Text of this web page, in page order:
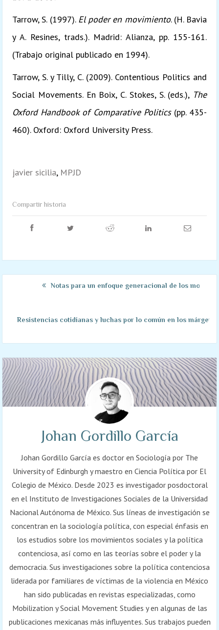
Tarrow, S. (1997). El poder en movimiento. (H. Bavia
y A. Resines, trads.). Madrid: Alianza, pp. 155-161.
(Trabajo original publicado en 1994).
Tarrow, S. y Tilly, C. (2009). Contentious Politics and
Social Movements. En Boix, C. Stokes, S. (eds.), The
Oxford Handbook of Comparative Politics(pp. 435-
460). Oxford: Oxford University Press.
javier sicilia, MPJD
Compartir historia
Notas para un enfoque generacional de los
Resistencias cotidianas y luchas por lo común en los
Johan Gordillo García
Johan Gordillo García es doctor en Sociología por The
University of Edinburgh y maestro en Ciencia Política por El
Colegio de México. Desde 2023 es investigador posdoctoral
en el Instituto de Investigaciones Sociales de la Universidad
Nacional Autónoma de México. Sus líneas de investigación se
concentran en la sociología política, con especial énfasis en
los estudios sobre los movimientos sociales y la política
contenciosa, así como en las teorías sobre el poder y la
democracia. Sus investigaciones sobre la política contenciosa
liderada por familiares de víctimas de la violencia en México
han sido publicadas en revistas especializadas, como
Mobilization y Social Movement Studies y en algunas de las
publicaciones mexicanas más influyentes. Sus trabajos pueden